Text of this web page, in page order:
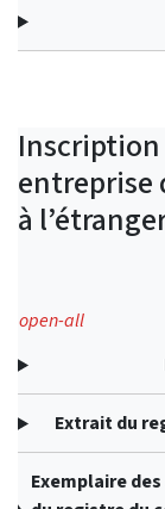
Inscription
entreprise
à
open-all
Extrait du
Exemplaire